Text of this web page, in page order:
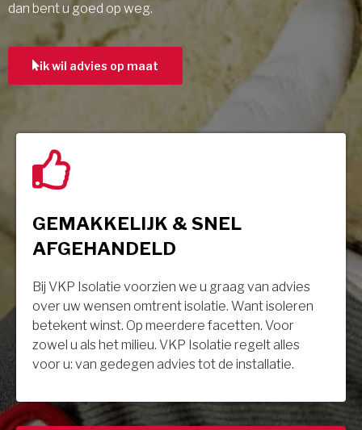
dan bent u goed op weg.
ik wil advies op maat
GEMAKKELIJK & SNEL
AFGEHANDELD
Bij VKP Isolatie voorzien we u graag van advies
over uw wensen omtrent isolatie. Want isoleren
betekent winst. Op meerdere facetten. Voor
zowel u als het milieu. VKP Isolatie regelt alles
voor u: van gedegen advies tot de installatie.